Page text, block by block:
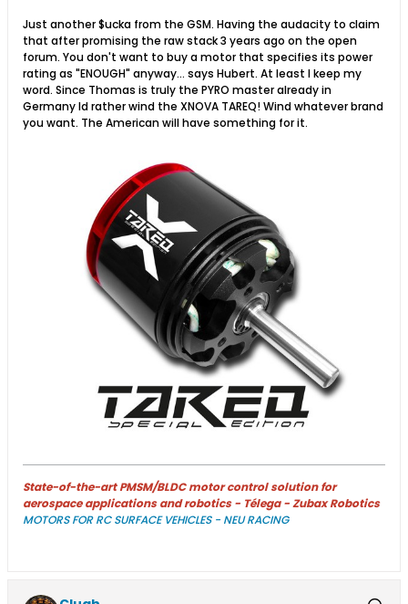
Just another $ucka from the GSM. Having the audacity to claim
that after promising the raw stack 3 years ago on the open
forum. You don't want to buy a motor that specifies its power
rating as "ENOUGH" anyway... says Hubert. At least I keep my
word. Since Thomas is truly the PYRO master already in
Germany Id rather wind the XNOVA TAREQ! Wind whatever brand
you want. The American will have something for it.
State-of-the-art PMSM/BLDC motor control solution for
aerospace applications and robotics - Télega - Zubax Robotics
MOTORS FOR RC SURFACE VEHICLES - NEU RACING